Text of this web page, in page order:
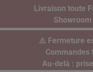
Livraison toute
Showroom
⚠️ Fermeture
Commandes
Au-delà :